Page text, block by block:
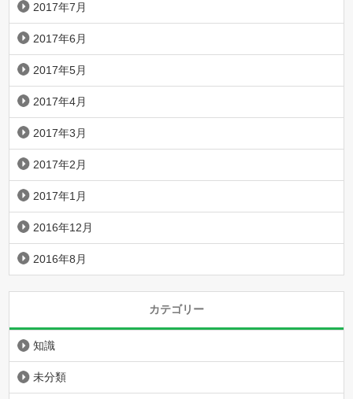
2017年7月
2017年6月
2017年5月
2017年4月
2017年3月
2017年2月
2017年1月
2016年12月
2016年8月
カテゴリー
知識
未分類